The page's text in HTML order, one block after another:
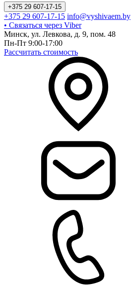
+375 29 607-17-15
+375 29 607-17-15 info@vyshivaem.by
• Связаться через Viber
Минск, ул. Левкова, д. 9, пом. 48
Пн-Пт 9:00-17:00
Рассчитать стоимость